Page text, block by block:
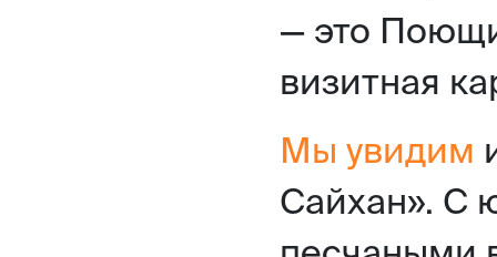
— это
визитная
Мы увидим
Сайхан». С